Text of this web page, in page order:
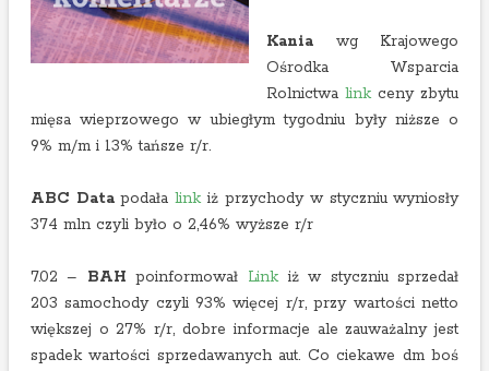
Kania wg Krajowego
Ośrodka Wsparcia
Rolnictwa linkceny zbytu
mięsa wieprzowego w ubiegłym tygodniu były niższe o
9% m/m i 13% tańsze r/r.
ABC Datapodałalinkiż przychody w styczniu wyniosły
374 mln czyli było o 2,46% wyższe r/r
7.02 – BAHpoinformował Linkiż w styczniu sprzedał
203 samochody czyli 93% więcej r/r, przy wartości netto
większej o 27% r/r, dobre informacje ale zauważalny jest
spadek wartości sprzedawanych aut. Co ciekawe dm boś